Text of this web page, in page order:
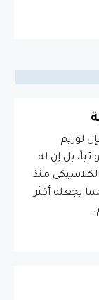
لوريم
بل إن له
منذ
مما يجعله أكثر